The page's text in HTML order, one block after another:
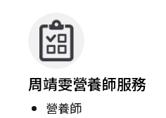
周靖雯營養師服務
營養師